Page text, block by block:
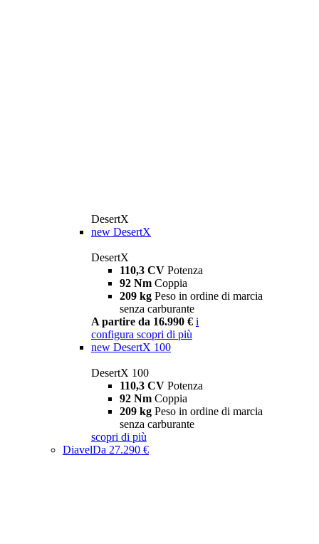
DesertX
new DesertX
DesertX
110,3 CV Potenza
92 Nm Coppia
209 kg Peso in ordine di marcia
senza carburante
A partire da 16.990 € i
configura scopri di più
new DesertX 100
DesertX 100
110,3 CV Potenza
92 Nm Coppia
209 kg Peso in ordine di marcia
senza carburante
scopri di più
DiavelDa 27.290 €